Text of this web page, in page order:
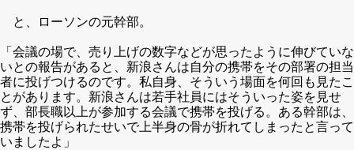
と、ローソンの元幹部。
「会議の場で、売り上げの数字などが思ったように伸びていな
いとの報告があると、新浪さんは自分の携帯をその部署の担当
者に投げつけるのです。私自身、そういう場面を何回も見たこ
とがあります。新浪さんは若手社員にはそういった姿を見せ
ず、部長職以上が参加する会議で携帯を投げる。ある幹部は、
携帯を投げられたせいで上半身の骨が折れてしまったと言って
いましたよ」